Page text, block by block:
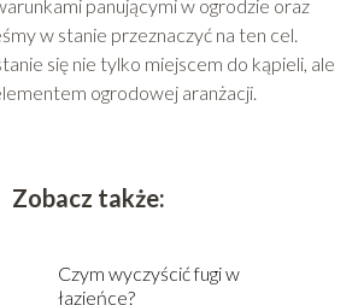
panującymi w ogrodzie oraz
w stanie przeznaczyć na ten cel.
się nie tylko miejscem do kąpieli, ale
ogrodowej aranżacji.
Zobacz także:
Czym wyczyścić fugi w
łazieńce?